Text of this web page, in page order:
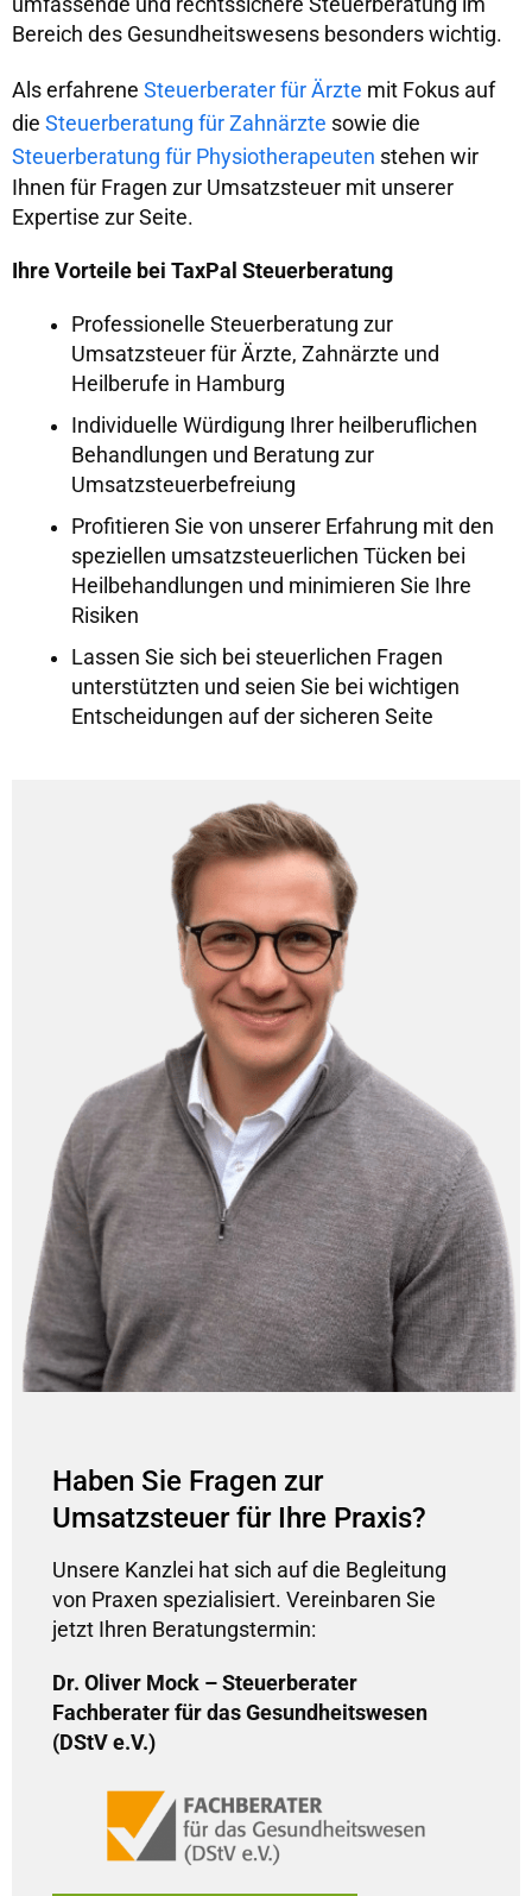
Bereich des Gesundheitswesens besonders wichtig.
Als erfahrene Steuerberater für Ärzte mit Fokus auf
die Steuerberatung für Zahnärzte sowie die
Steuerberatung für Physiotherapeuten stehen wir
Ihnen für Fragen zur Umsatzsteuer mit unserer
Expertise zur Seite.
Ihre Vorteile bei TaxPal Steuerberatung
Professionelle Steuerberatung zur
Umsatzsteuer für Ärzte, Zahnärzte und
Heilberufe in Hamburg
Individuelle Würdigung Ihrer heilberuflichen
Behandlungen und Beratung zur
Umsatzsteuerbefreiung
Profitieren Sie von unserer Erfahrung mit den
speziellen umsatzsteuerlichen Tücken bei
Heilbehandlungen und minimieren Sie Ihre
Risiken
Lassen Sie sich bei steuerlichen Fragen
unterstützten und seien Sie bei wichtigen
Entscheidungen auf der sicheren Seite
Haben Sie Fragen zur
Umsatzsteuer für Ihre Praxis?
Unsere Kanzlei hat sich auf die Begleitung
von Praxen spezialisiert. Vereinbaren Sie
jetzt Ihren Beratungstermin:
Dr. Oliver Mock – Steuerberater
Fachberater für das Gesundheitswesen
(DStV e.V.)